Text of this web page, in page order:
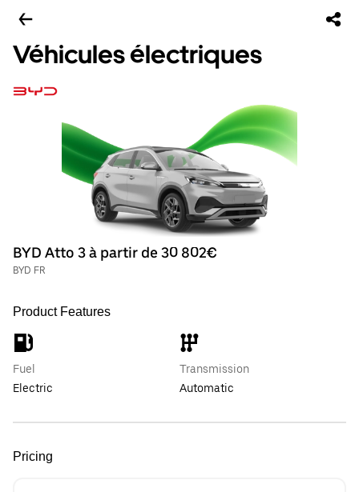
Véhicules électriques
BYD Atto 3 à partir de 30 802€
BYD FR
Product Features
Fuel
Electric
Transmission
Automatic
Pricing